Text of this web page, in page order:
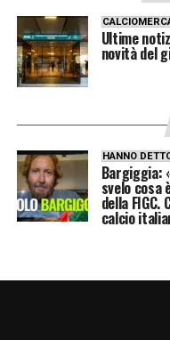
Ultime
novità del
HANNO
Bargiggia:
svelo cosa
della
calcio